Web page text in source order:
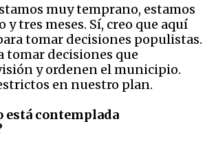
muy temprano, estamos
y tres meses. Sí, creo que aquí
tomar decisiones populistas.
tomar decisiones que
y ordenen el municipio.
en nuestro plan.
está contemplada